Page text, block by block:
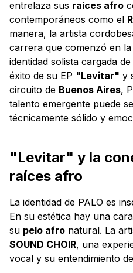
entrelaza sus raíces afro
contemporáneos como el
manera, la artista
carrera que comenzó en
identidad solista cargada de
éxito de su EP "Levitar" y
circuito de Buenos Aires,
talento emergente puede
técnicamente sólido y
"Levitar" y la
raíces afro
La identidad de PALO es
En su estética hay una
su pelo afro natural. La
SOUND CHOIR, una
vocal y su entendimiento